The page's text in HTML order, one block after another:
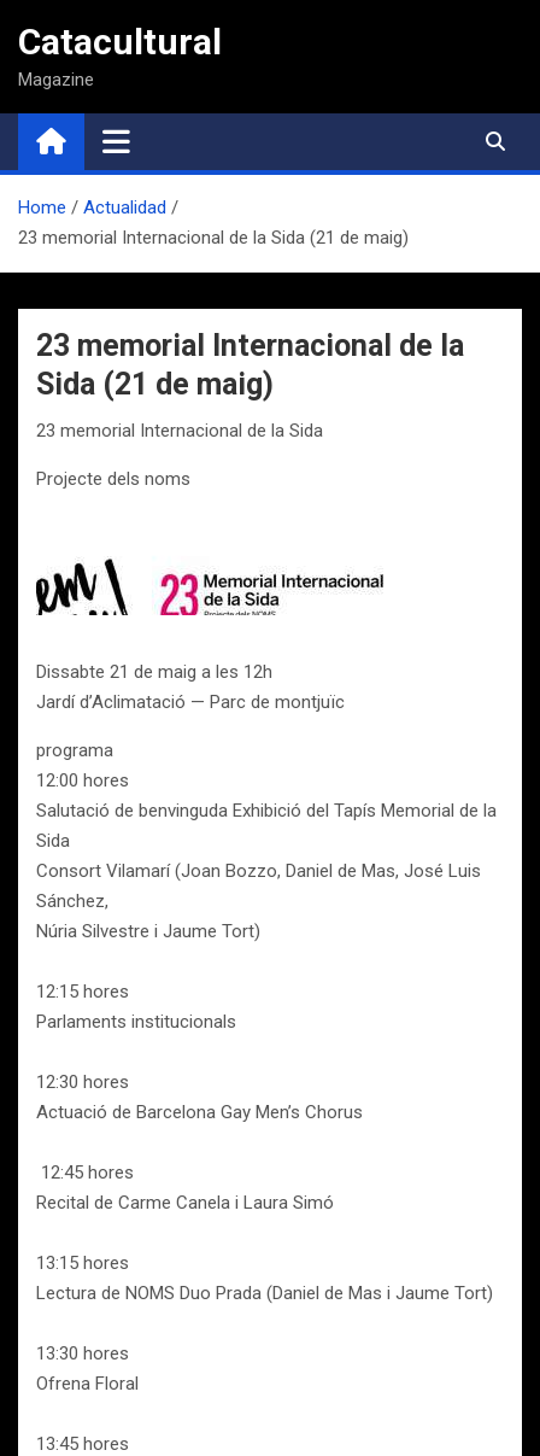
contenido
Catacultural
Magazine
Home
Actualidad
23 memorial Internacional de la Sida (21 de maig)
23 memorial Internacional de la
Sida (21 de maig)
23 memorial Internacional de la Sida
Projecte dels noms
Dissabte 21 de maig a les 12h
Jardí d’Aclimatació — Parc de montjuïc
programa
12:00 hores
Salutació de benvinguda Exhibició del Tapís Memorial de la
Sida
Consort Vilamarí (Joan Bozzo, Daniel de Mas, José Luis
Sánchez,
Núria Silvestre i Jaume Tort)
12:15 hores
Parlaments institucionals
12:30 hores
Actuació de Barcelona Gay Men’s Chorus
12:45 hores
Recital de Carme Canela i Laura Simó
13:15 hores
Lectura de NOMS Duo Prada (Daniel de Mas i Jaume Tort)
13:30 hores
Ofrena Floral
13:45 hores